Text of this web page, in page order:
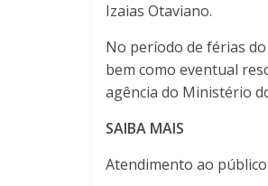
Izaias Otaviano.
No período de férias
bem como eventual
agência do Ministério
SAIBA MAIS
Atendimento ao